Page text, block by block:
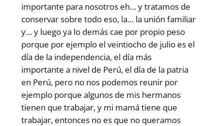
importante para nosotros eh… y tratamos de
conservar sobre todo eso, la… la unión familiar
y… y luego ya lo demás cae por propio peso
porque por ejemplo el veintiocho de julio es el
día de la independencia, el día más
importante a nivel de Perú, el día de la patria
en Perú, pero no nos podemos reunir por
ejemplo porque algunos de mis hermanos
tienen que trabajar, y mi mamá tiene que
trabajar, entonces no es que no queramos